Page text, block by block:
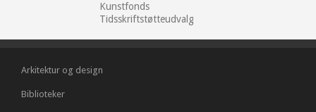
Kunstfonds
Tidsskriftstøtteudvalg
Arkitektur og design
Biblioteker